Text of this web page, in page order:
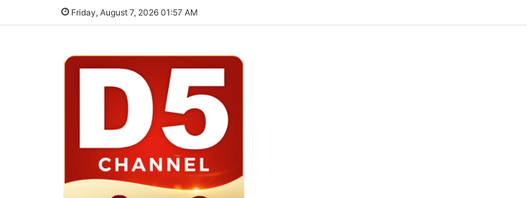
Friday, August 7, 2026 01:57 AM